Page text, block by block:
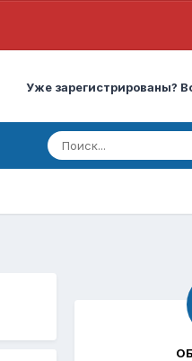
Уже зарегистрированы?